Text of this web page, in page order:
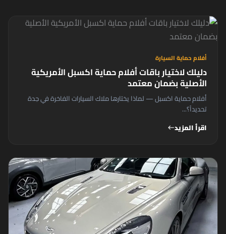
أفلام حماية السيارة
دليلك لاختيار باقات أفلام حماية اكسبل الأمريكية
الأصلية بضمان معتمد
أفلام حماية اكسبل — لماذا يختارها ملاك السيارات الفاخرة في جدة
تحديداً؟...
اقرأ المزيدwest